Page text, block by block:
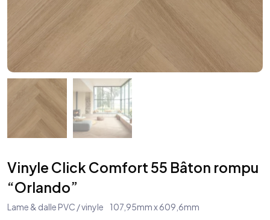
Vinyle Click Comfort 55 Bâton rompu
“Orlando”
107,95mm x 609,6mm
Lame & dalle PVC / vinyle